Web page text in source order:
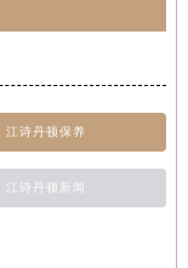
江诗丹顿保养
江诗丹顿新闻